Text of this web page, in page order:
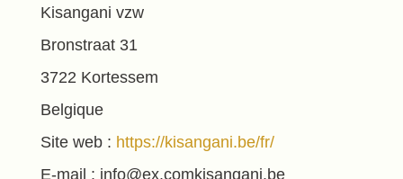
Kisangani vzw
Bronstraat 31
3722 Kortessem
Belgique
Site web : https://kisangani.be/fr/
E-mail : info@ex.comkisangani.be